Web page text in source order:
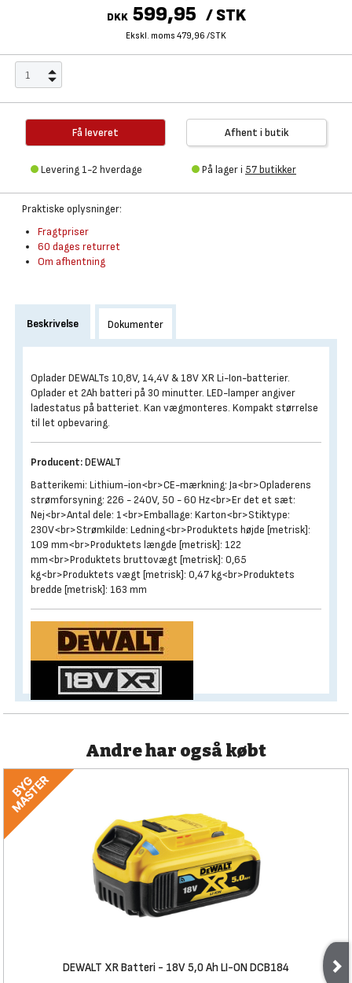
DKK 599,95 / STK
Ekskl. moms 479,96 /STK
Få leveret
Levering 1-2 hverdage
Afhent i butik
På lager i 57 butikker
Praktiske oplysninger:
Fragtpriser
60 dages returret
Om afhentning
Beskrivelse Dokumenter
Oplader DEWALTs 10,8V, 14,4V & 18V XR Li-Ion-batterier.
Oplader et 2Ah batteri på 30 minutter. LED-lamper angiver
ladestatus på batteriet. Kan vægmonteres. Kompakt størrelse
til let opbevaring.
Producent:DEWALT
Batterikemi: Lithium-ion<br>CE-mærkning: Ja<br>Opladerens
strømforsyning: 226 - 240V, 50 - 60 Hz<br>Er det et sæt:
Nej<br>Antal dele: 1<br>Emballage: Karton<br>Stiktype:
230V<br>Strømkilde: Ledning<br>Produktets højde [metrisk]:
109 mm<br>Produktets længde [metrisk]: 122
mm<br>Produktets bruttovægt [metrisk]: 0,65
kg<br>Produktets vægt [metrisk]: 0,47 kg<br>Produktets
bredde [metrisk]: 163 mm
Andre har også købt
DEWALT XR Batteri - 18V 5,0 Ah LI-ON DCB184